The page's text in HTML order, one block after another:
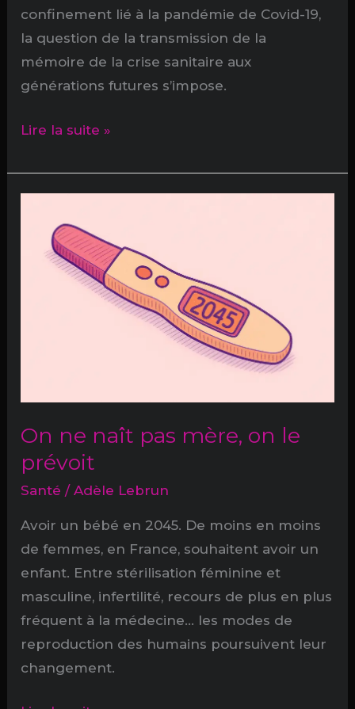
confinement lié à la pandémie de Covid-19,
la question de la transmission de la
mémoire de la crise sanitaire aux
générations futures s’impose.
Libérer
souvenirs
quarantaine
Lire la suite »
On ne naît pas mère, on le
prévoit
Santé /Adèle Lebrun
Avoir un bébé en 2045. De moins en moins
de femmes, en France, souhaitent avoir un
enfant. Entre stérilisation féminine et
masculine, infertilité, recours de plus en plus
fréquent à la médecine… les modes de
reproduction des humains poursuivent leur
changement.